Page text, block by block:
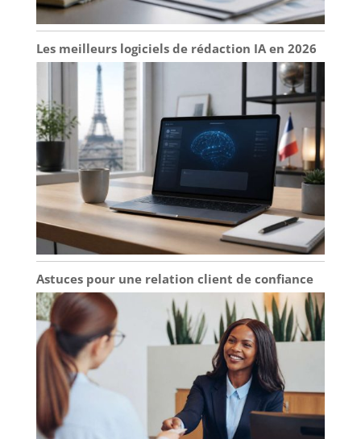
Les meilleurs logiciels de rédaction IA en 2026
Astuces pour une relation client de confiance